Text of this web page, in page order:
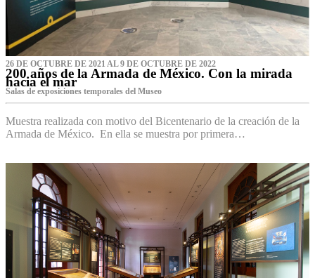
26 DE OCTUBRE DE 2021 AL 9 DE OCTUBRE DE 2022
200 años de la Armada de México. Con la mirada
hacia el mar
Salas de exposiciones temporales del Museo‌
Muestra realizada con motivo del Bicentenario de la creación de la
Armada de México. En ella se muestra por primera…